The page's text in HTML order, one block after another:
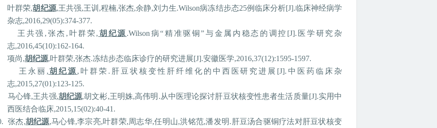
叶群荣,胡纪源,王共强,王训 ,程楠,张杰,余静,刘力生.Wilson病冻结步态25例临床分析[J].临床神经病学
杂志,2016,29(05):374-377.
王共强 , 张杰 , 叶群荣, 胡纪源 .Wilson 病“精准驱铜”与金属内稳态的调控 [J]. 医学研究杂
志,2016,45(10):162-164.
项尚,胡纪源,叶群荣,张杰.冻结步态临床诊疗的研究进展[J].安徽医学,2016,37(12):1595-1597.
王永丽 ,胡纪源 , 叶群荣 . 肝豆状核变性肝纤维化的中西医研究进展 [J]. 中医药临床杂
志,2015,27(01):123-125.
马心锋,王共强,胡纪源,胡文彬,王明姝,高伟明 .从中医理论探讨肝豆状核变性患者生活质量[J].实用中
西医结合临床,2015,15(02):40-41.
张杰,胡纪源,马心锋,李宗亮,叶群荣,周志华,任明山,洪铭范,潘发明. 肝豆汤合驱铜疗法对肝豆状核变